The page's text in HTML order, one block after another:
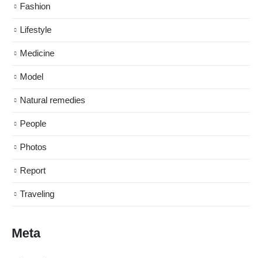
Fashion
Lifestyle
Medicine
Model
Natural remedies
People
Photos
Report
Traveling
Meta